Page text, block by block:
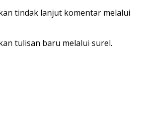
tindak lanjut komentar melalui
tulisan baru melalui surel.